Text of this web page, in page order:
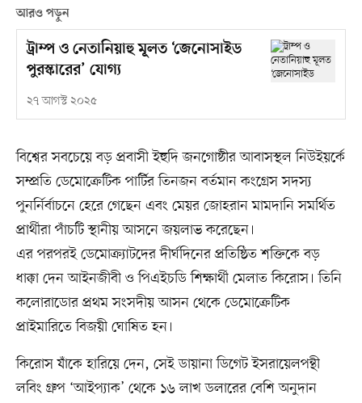
আরও পড়ুন
ট্রাম্প ও নেতানিয়াহু মূলত ‘জেনোসাইড
পুরস্কারের’ যোগ্য
২৭ আগস্ট ২০২৫
বিশ্বের সবচেয়ে বড় প্রবাসী ইহুদি জনগোষ্ঠীর আবাসস্থল নিউইয়র্কে
সম্প্রতি ডেমোক্রেটিক পার্টির তিনজন বর্তমান কংগ্রেস সদস্য
পুনর্নির্বাচনে হেরে গেছেন এবং মেয়র জোহরান মামদানি সমর্থিত
প্রার্থীরা পাঁচটি স্থানীয় আসনে জয়লাভ করেছেন।
এর পরপরই ডেমোক্র্যাটদের দীর্ঘদিনের প্রতিষ্ঠিত শক্তিকে বড়
ধাক্কা দেন আইনজীবী ও পিএইচডি শিক্ষার্থী মেলাত কিরোস। তিনি
কলোরাডোর প্রথম সংসদীয় আসন থেকে ডেমোক্রেটিক
প্রাইমারিতে বিজয়ী ঘোষিত হন।
কিরোস যাঁকে হারিয়ে দেন, সেই ডায়ানা ডিগেট ইসরায়েলপন্থী
লবিং গ্রুপ ‘আইপ্যাক’ থেকে ১৬ লাখ ডলারের বেশি অনুদান